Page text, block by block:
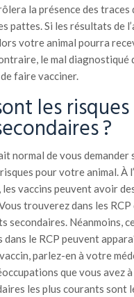
la présence des traces
pattes. Si les résultats de
votre animal pourra
le mal diagnostiqué
faire vacciner.
les
?
normal de vous demander
pour votre animal. À
les vaccins peuvent avoir
trouverez dans les RCP
secondaires. Néanmoins,
dans le RCP peuvent
parlez-en à votre
que vous avez à
les plus courants sont